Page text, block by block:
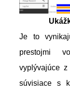
Je to
prestojmi
vyplývajúce
súvisiace s